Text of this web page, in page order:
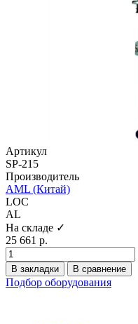
Артикул
SP-215
Производитель
AML (Китай)
LOC
AL
На складе ✓
25 661 р.
В закладки
В сравнение
Подбор оборудования